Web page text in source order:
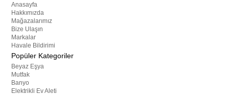
Anasayfa
Hakkımızda
Mağazalarımız
Bize Ulaşın
Markalar
Havale Bildirimi
Popüler Kategoriler
Beyaz Eşya
Mutfak
Banyo
Elektrikli Ev Aleti